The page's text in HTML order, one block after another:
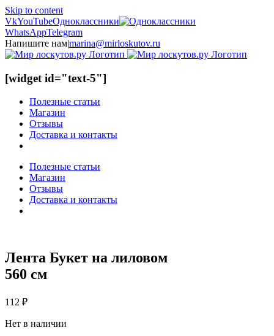
Skip to content
VkYouTubeОдноклассники
WhatsAppTelegram
Напишите нам|marina@mirloskutov.ru
[widget id="text-5"]
Полезные статьи
Магазин
Отзывы
Доставка и контакты
Полезные статьи
Магазин
Отзывы
Доставка и контакты
Лента Букет на лиловом
560 см
112 ₽
Нет в наличии